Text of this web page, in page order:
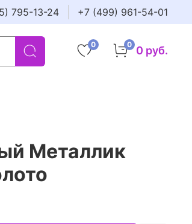
795-13-24 +7 (499) 961-54-01
0 0 0 руб.
Металлик